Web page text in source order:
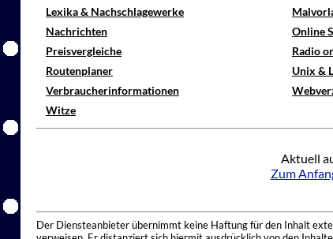
Lexika & Nachschlagewerke
Nachrichten
Online
Preisvergleiche
Radio
Routenplaner
Unix &
Verbraucherinformationen
Witze
Aktuell
Zum
Der Diensteanbieter übernimmt keine Haftung für den Inhalt